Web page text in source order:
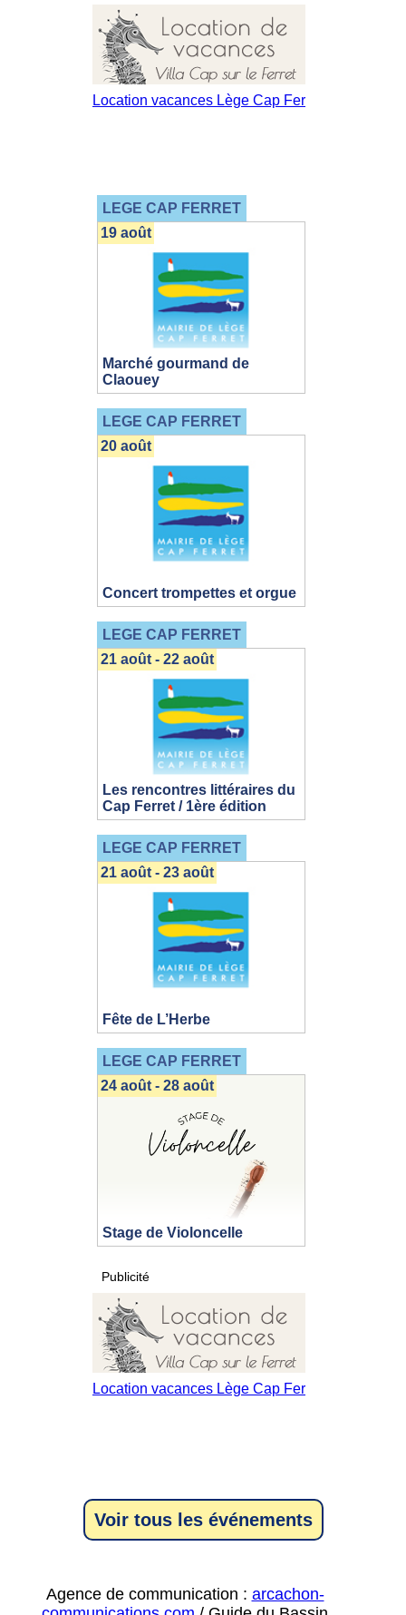
LEGE CAP FERRET
Marché gourmand de
Claouey
19 août
LEGE CAP FERRET
Concert trompettes et orgue
20 août
LEGE CAP FERRET
Les rencontres littéraires du
Cap Ferret / 1ère édition
21 août - 22 août
LEGE CAP FERRET
Fête de L’Herbe
21 août - 23 août
LEGE CAP FERRET
Stage de Violoncelle
24 août - 28 août
Publicité
Voir tous les événements
Agence de communication : arcachon-